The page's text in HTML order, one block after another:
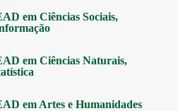
em Ciências Sociais,
em Ciências Naturais,
em Artes e Humanidades